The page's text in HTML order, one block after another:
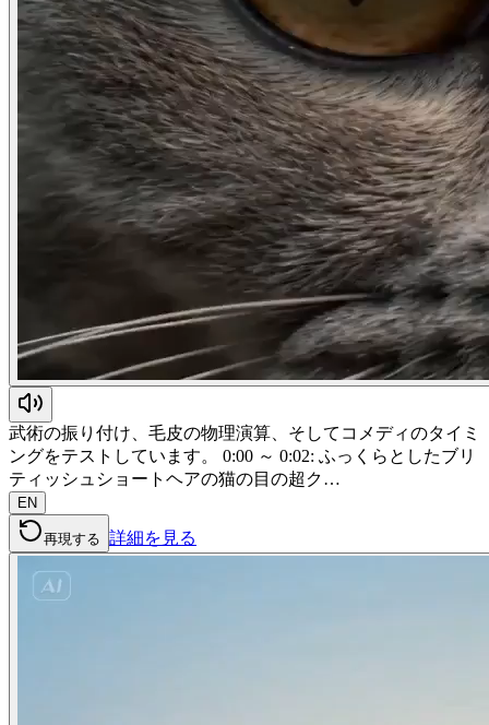
武術の振り付け、毛皮の物理演算、そしてコメディのタイミ
ングをテストしています。 0:00 ～ 0:02: ふっくらとしたブリ
ティッシュショートヘアの猫の目の超ク…
EN
再現する 詳細を見る